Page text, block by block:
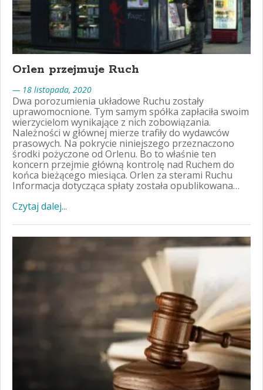
Orlen przejmuje Ruch
— 18 listopada, 2020
Dwa porozumienia układowe Ruchu zostały
uprawomocnione. Tym samym spółka zapłaciła swoim
wierzycielom wynikające z nich zobowiązania.
Należności w głównej mierze trafiły do wydawców
prasowych. Na pokrycie niniejszego przeznaczono
środki pożyczone od Orlenu. Bo to właśnie ten
koncern przejmie główną kontrolę nad Ruchem do
końca bieżącego miesiąca. Orlen za sterami Ruchu
Informacja dotycząca spłaty została opublikowana…
Czytaj dalej...